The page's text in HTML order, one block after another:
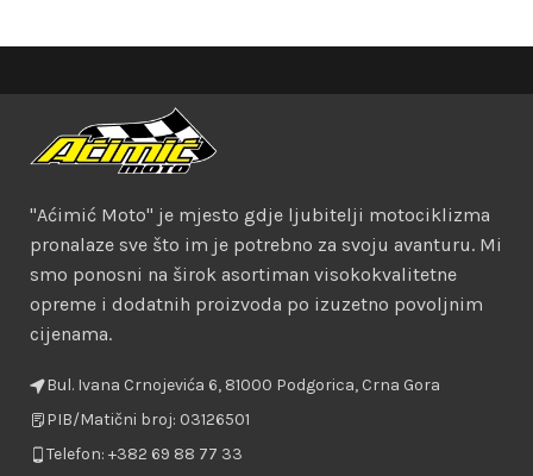
"Aćimić Moto" je mjesto gdje ljubitelji motociklizma
pronalaze sve što im je potrebno za svoju avanturu. Mi
smo ponosni na širok asortiman visokokvalitetne
opreme i dodatnih proizvoda po izuzetno povoljnim
cijenama.
Bul. Ivana Crnojevića 6, 81000 Podgorica, Crna Gora
PIB/Matični broj: 03126501
Telefon: +382 69 88 77 33